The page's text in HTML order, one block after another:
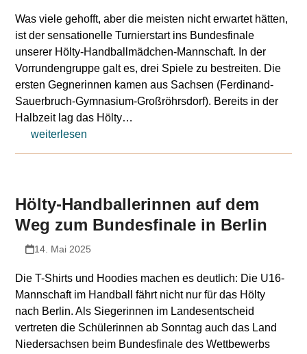
Was viele gehofft, aber die meisten nicht erwartet hätten,
ist der sensationelle Turnierstart ins Bundesfinale
unserer Hölty-Handballmädchen-Mannschaft. In der
Vorrundengruppe galt es, drei Spiele zu bestreiten. Die
ersten Gegnerinnen kamen aus Sachsen (Ferdinand-
Sauerbruch-Gymnasium-Großröhrsdorf). Bereits in der
Halbzeit lag das Hölty…
weiterlesen
Hölty-Handballerinnen auf dem
Weg zum Bundesfinale in Berlin
14. Mai 2025
Die T-Shirts und Hoodies machen es deutlich: Die U16-
Mannschaft im Handball fährt nicht nur für das Hölty
nach Berlin. Als Siegerinnen im Landesentscheid
vertreten die Schülerinnen ab Sonntag auch das Land
Niedersachsen beim Bundesfinale des Wettbewerbs